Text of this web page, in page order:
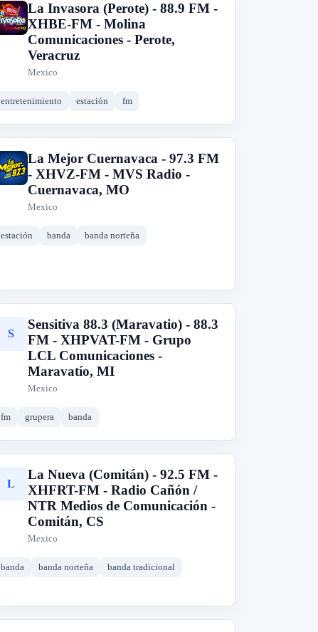
L
La Invasora (Perote) - 88.9 FM -
XHBE-FM - Molina
Comunicaciones - Perote,
Veracruz
Mexico
entretenimiento estación fm
L
La Mejor Cuernavaca - 97.3 FM
- XHVZ-FM - MVS Radio -
Cuernavaca, MO
Mexico
estación banda banda norteña
S
Sensitiva 88.3 (Maravatio) - 88.3
FM - XHPVAT-FM - Grupo
LCL Comunicaciones -
Maravatío, MI
Mexico
fm grupera banda
L
La Nueva (Comitán) - 92.5 FM -
XHFRT-FM - Radio Cañón /
NTR Medios de Comunicación -
Comitán, CS
Mexico
banda banda norteña banda tradicional